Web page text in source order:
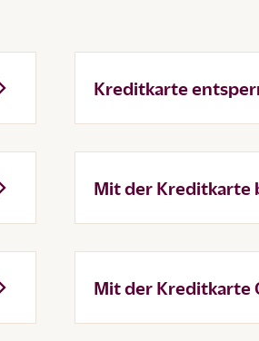
Kreditkarte
Mit der Kreditkarte
Mit der Kreditkarte